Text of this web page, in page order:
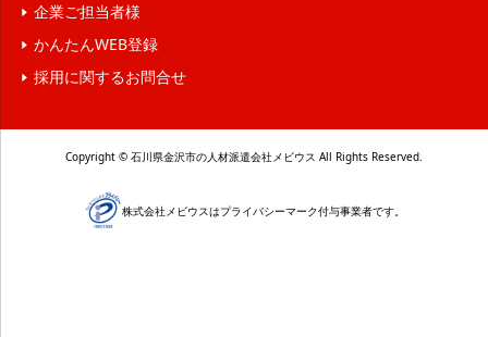
企業ご担当者様
かんたんWEB登録
採用に関するお問合せ
Copyright © 石川県金沢市の人材派遣会社メビウス All Rights Reserved.
株式会社メビウスはプライバシーマーク付与事業者です。